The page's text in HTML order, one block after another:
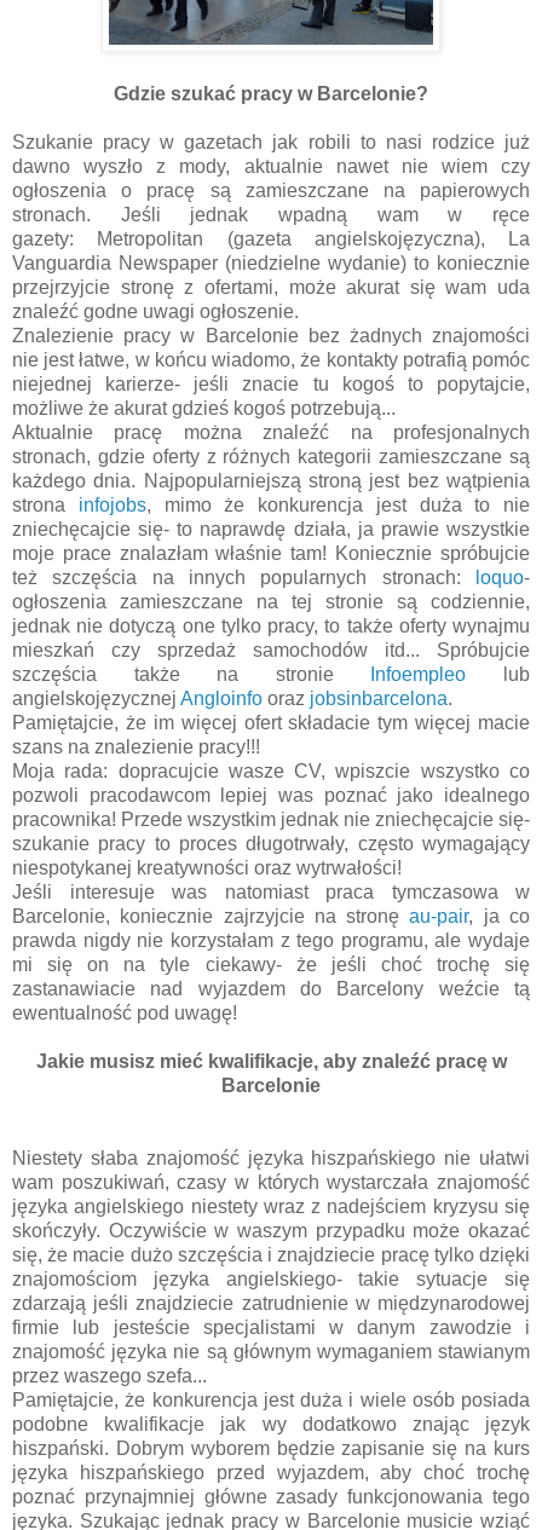
Gdzie szukać pracy w Barcelonie?
Szukanie pracy w gazetach jak robili to nasi rodzice już
dawno wyszło z mody, aktualnie nawet nie wiem czy
ogłoszenia o pracę są zamieszczane na papierowych
stronach. Jeśli jednak wpadną wam w ręce
gazety:
Metropolitan (gazeta angielskojęzyczna),
La
Vanguardia Newspaper (niedzielne wydanie) to koniecznie
przejrzyjcie stronę z ofertami, może akurat się wam uda
znaleźć godne uwagi ogłoszenie.
Znalezienie pracy w Barcelonie bez żadnych znajomości
nie jest łatwe, w końcu wiadomo, że kontakty potrafią pomóc
niejednej karierze- jeśli znacie tu kogoś to popytajcie,
możliwe że akurat gdzieś kogoś potrzebują...
Aktualnie pracę można znaleźć na profesjonalnych
stronach, gdzie oferty z różnych kategorii zamieszczane są
każdego dnia. Najpopularniejszą stroną jest bez wątpienia
strona infojobs, mimo że konkurencja jest duża to nie
zniechęcajcie się- to naprawdę działa, ja prawie wszystkie
moje prace znalazłam właśnie tam! Koniecznie spróbujcie
też szczęścia na innych popularnych stronach:
loquo-
ogłoszenia zamieszczane na tej stronie są codziennie,
jednak nie dotyczą one tylko pracy, to także oferty wynajmu
mieszkań czy sprzedaż samochodów itd... Spróbujcie
szczęścia także na stronie
Infoempleo lub
angielskojęzycznej Angloinfo oraz jobsinbarcelona.
Pamiętajcie, że im więcej ofert składacie tym więcej macie
szans na znalezienie pracy!!!
Moja rada: dopracujcie wasze CV, wpiszcie wszystko co
pozwoli pracodawcom lepiej was poznać jako idealnego
pracownika! Przede wszystkim jednak nie zniechęcajcie się-
szukanie pracy to proces długotrwały, często wymagający
niespotykanej kreatywności oraz wytrwałości!
Jeśli interesuje was natomiast praca tymczasowa w
Barcelonie, koniecznie zajrzyjcie na stronęau-pair, ja co
prawda nigdy nie korzystałam z tego programu, ale wydaje
mi się on na tyle ciekawy- że jeśli choć trochę się
zastanawiacie nad wyjazdem do Barcelony weźcie tą
ewentualność pod uwagę!
Jakie musisz mieć kwalifikacje, aby znaleźć pracę w
Barcelonie
Niestety słaba znajomość języka hiszpańskiego nie ułatwi
wam poszukiwań, czasy w których wystarczała znajomość
języka angielskiego niestety wraz z nadejściem kryzysu się
skończyły. Oczywiście w waszym przypadku może okazać
się, że macie dużo szczęścia i znajdziecie pracę tylko dzięki
znajomościom języka angielskiego- takie sytuacje się
zdarzają jeśli znajdziecie zatrudnienie w międzynarodowej
firmie lub jesteście specjalistami w danym zawodzie i
znajomość języka nie są głównym wymaganiem stawianym
przez waszego szefa...
Pamiętajcie, że konkurencja jest duża i wiele osób posiada
podobne kwalifikacje jak wy dodatkowo znając język
hiszpański. Dobrym wyborem będzie zapisanie się na kurs
języka hiszpańskiego przed wyjazdem, aby choć trochę
poznać przynajmniej główne zasady funkcjonowania tego
języka. Szukając jednak pracy w Barcelonie musicie wziąć